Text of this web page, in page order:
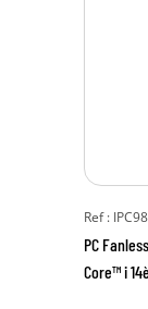
Ref :
PC
Core™ i